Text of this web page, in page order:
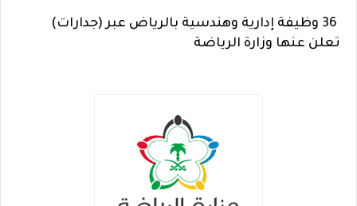
36 وظيفة إدارية وهندسية بالرياض عبر (جدارات)
تعلن عنها وزارة الرياضة